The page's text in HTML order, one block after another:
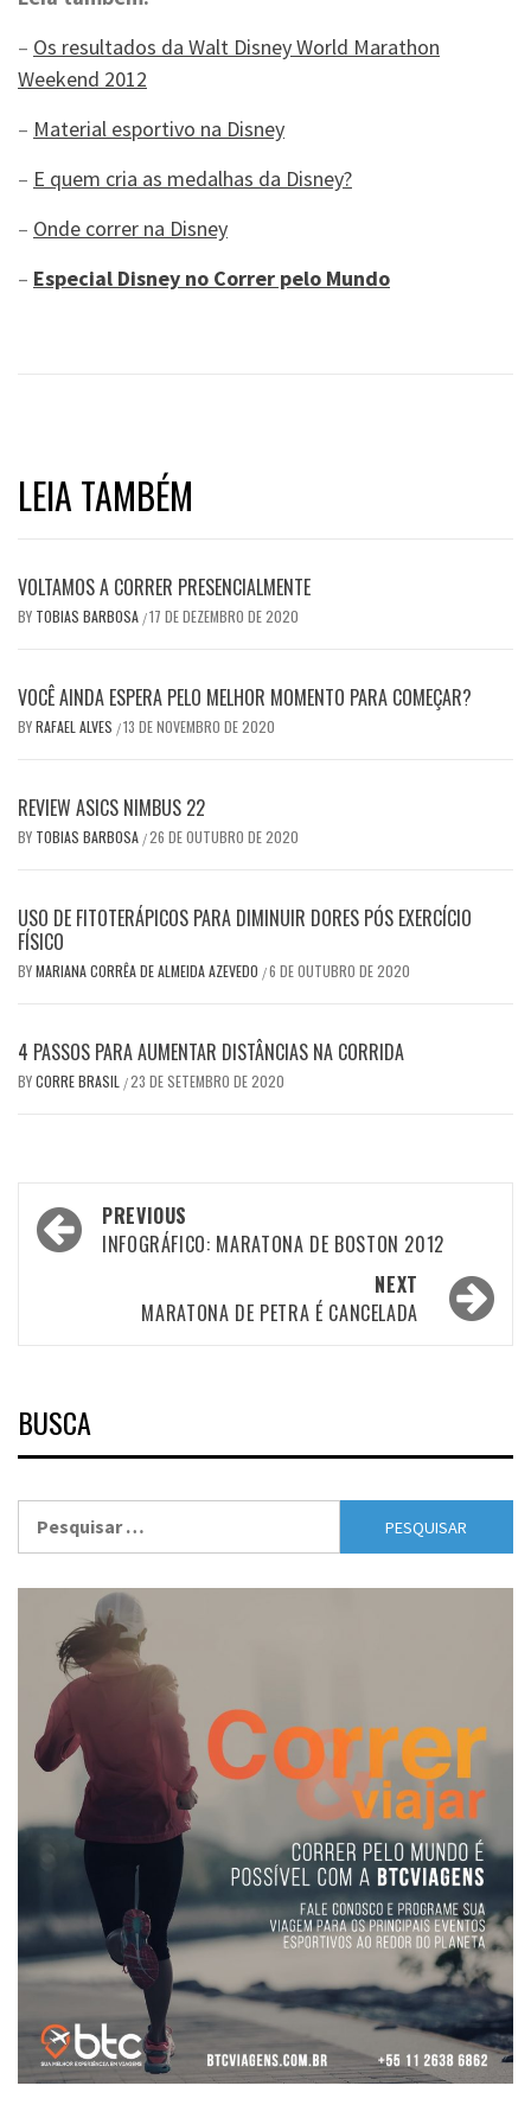
– Os resultados da Walt Disney World Marathon
Weekend 2012
– Material esportivo na Disney
– E quem cria as medalhas da Disney?
– Onde correr na Disney
– Especial Disney no Correr pelo Mundo
LEIA TAMBÉM
VOLTAMOS A CORRER PRESENCIALMENTE
BY TOBIAS BARBOSA /17 DE DEZEMBRO DE 2020
VOCÊ AINDA ESPERA PELO MELHOR MOMENTO PARA COMEÇAR?
BYRAFAEL ALVES /13 DE NOVEMBRO DE 2020
REVIEW ASICS NIMBUS 22
BY TOBIAS BARBOSA /26 DE OUTUBRO DE 2020
USO DE FITOTERÁPICOS PARA DIMINUIR DORES PÓS EXERCÍCIO
FÍSICO
BYMARIANA CORRÊA DE ALMEIDA AZEVEDO /6 DE OUTUBRO DE 2020
4 PASSOS PARA AUMENTAR DISTÂNCIAS NA CORRIDA
BYCORRE BRASIL /23 DE SETEMBRO DE 2020
Post
navigation
PREVIOUS
INFOGRÁFICO: MARATONA DE BOSTON 2012
NEXT
MARATONA DE PETRA É CANCELADA
BUSCA